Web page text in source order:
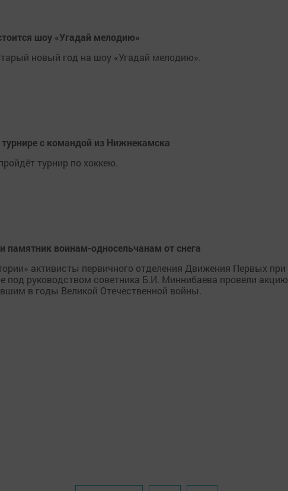
шоу «Угадай мелодию»
новый год на шоу «Угадай мелодию».
с командой из Нижнекамска
турнир по хоккею.
памятник воинам-односельчанам от снега
активисты первичного отделения Движения Первых при
руководством советника Б.И. Миннибаева провели акцию
в годы Великой Отечественной войны.